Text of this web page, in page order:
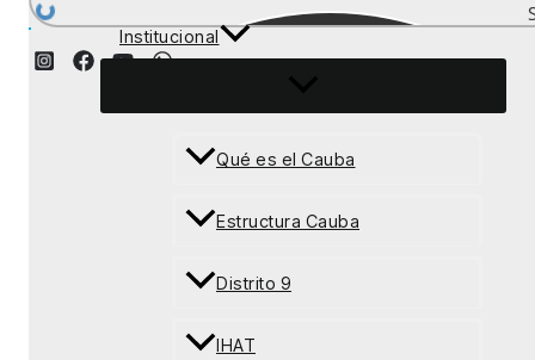
Recepción
Institucional
Qué es el Cauba
Estructura Cauba
Distrito 9
IHAT